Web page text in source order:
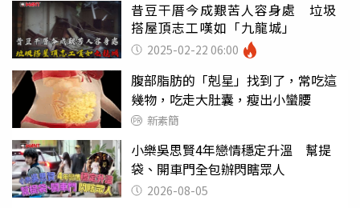
昔豆干厝今成艱苦人容身處 垃圾
搭屋頂志工嘆如「九龍城」
2025-02-22 06:00
腹部脂肪的「剋星」找到了，常吃這
幾物，吃走大肚囊，瘦出小蠻腰
新素簡
小樂吳思賢4年戀情穩定升溫 幫提
袋、開車門全包辦閃瞎眾人
2026-08-05